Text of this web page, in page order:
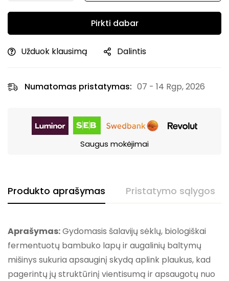
Pirkti dabar
Užduok klausimą Dalintis
Numatomas pristatymas: 07 - 14 Rgp, 2026
Saugus mokėjimai
Produkto aprašymas Pristatymo sąlygos
Aprašymas:Gydomasis šalavijų sėklų, biologiškai
fermentuotų bambuko lapų ir augalinių baltymų
mišinys sukuria apsauginį skydą aplink plaukus, kad
pagerintų jų struktūrinį vientisumą ir apsaugotų nuo